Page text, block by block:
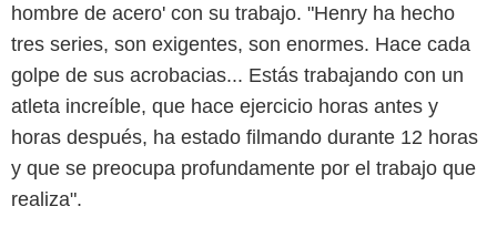
hombre de acero' con su trabajo. "Henry ha hecho
tres series, son exigentes, son enormes. Hace cada
golpe de sus acrobacias... Estás trabajando con un
atleta increíble, que hace ejercicio horas antes y
horas después, ha estado filmando durante 12 horas
y que se preocupa profundamente por el trabajo que
realiza".